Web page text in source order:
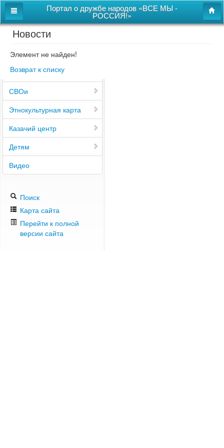
Портал о дружбе народов «ВСЕ МЫ -
РОССИЯ!»
Главная
Дом дружбы народов
Новости
СВОи
Этнокультурная карта
Казачий центр
Детям
Видео
Поиск
Карта сайта
Перейти к полной
версии сайта
Новости
Элемент не найден!
Возврат к списку